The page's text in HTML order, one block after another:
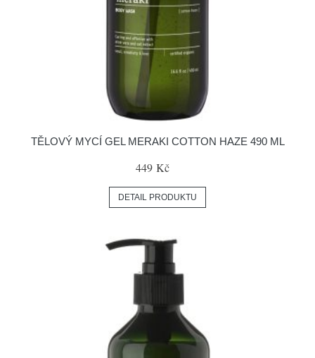
TĚLOVÝ MYCÍ GEL MERAKI COTTON HAZE 490 ML
449 Kč
DETAIL PRODUKTU